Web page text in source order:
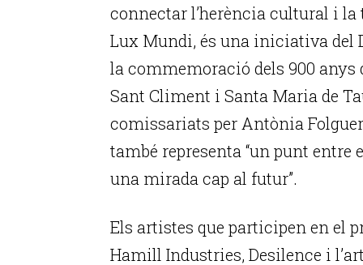
connectar l’herència cultural i
Lux Mundi, és una iniciativa del
la commemoració dels 900 anys
Sant Climent i Santa Maria de
comissariats per Antònia
també representa “un punt entre
una mirada cap al futur”.
Els artistes que participen en el
Hamill Industries, Desilence i